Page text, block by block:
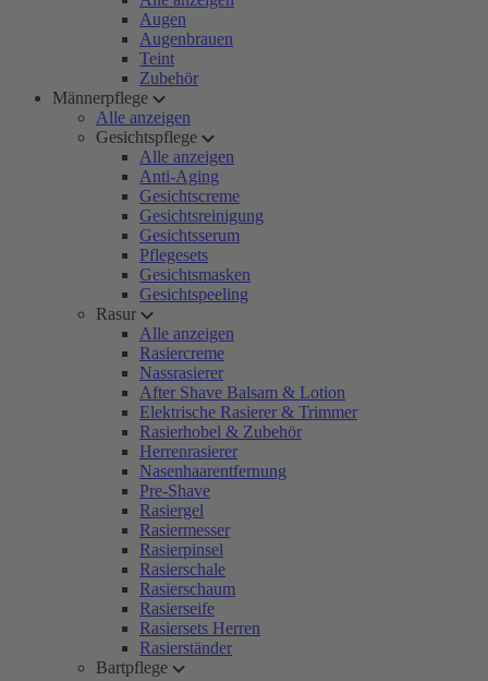
Augen
Augenbrauen
Teint
Zubehör
Männerpflege
Alle anzeigen
Gesichtspflege
Alle anzeigen
Anti-Aging
Gesichtscreme
Gesichtsreinigung
Gesichtsserum
Pflegesets
Gesichtsmasken
Gesichtspeeling
Rasur
Alle anzeigen
Rasiercreme
Nassrasierer
After Shave Balsam & Lotion
Elektrische Rasierer & Trimmer
Rasierhobel & Zubehör
Herrenrasierer
Nasenhaarentfernung
Pre-Shave
Rasiergel
Rasiermesser
Rasierpinsel
Rasierschale
Rasierschaum
Rasierseife
Rasiersets Herren
Rasierständer
Bartpflege